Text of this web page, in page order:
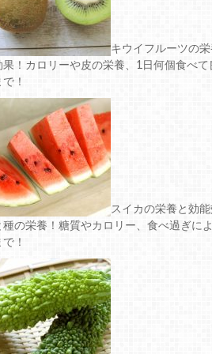
キウイフルーツの
果！カロリーや皮の栄養、1日何個食べて
！
スイカの栄養と効
種の栄養！糖質やカロリー、食べ過ぎに
！